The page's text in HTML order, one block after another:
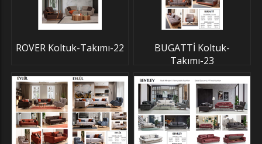
ROVER Koltuk-Takımı-22
BUGATTİ Koltuk-
Takımı-23